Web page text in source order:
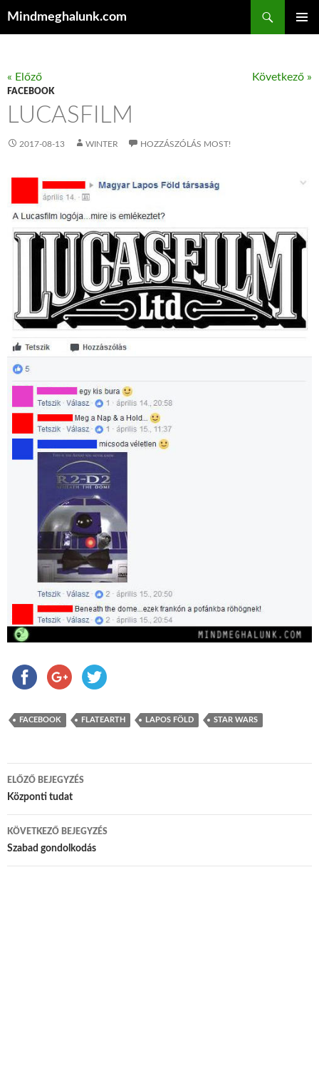
Mindmeghalunk.com
« Előző Következő »
FACEBOOK
LUCASFILM
2017-08-13 WINTER HOZZÁSZÓLÁS MOST!
FACEBOOK FLATEARTH LAPOS FÖLD STAR WARS
Bejegyzés navigáció
ELŐZŐ BEJEGYZÉS
Központi tudat
KÖVETKEZŐ BEJEGYZÉS
Szabad gondolkodás